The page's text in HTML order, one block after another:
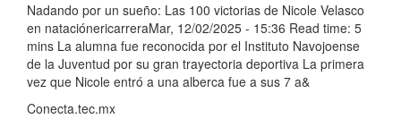
Nadando por un sueño: Las 100 victorias de Nicole Velasco
en nataciónericarreraMar, 12/02/2025 - 15:36 Read time: 5
mins La alumna fue reconocida por el Instituto Navojoense
de la Juventud por su gran trayectoria deportiva La primera
vez que Nicole entró a una alberca fue a sus 7 a&
Conecta.tec.mx